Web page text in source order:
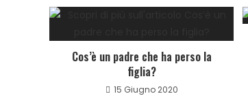
Cos’è un padre che ha perso la
figlia?
15 Giugno 2020